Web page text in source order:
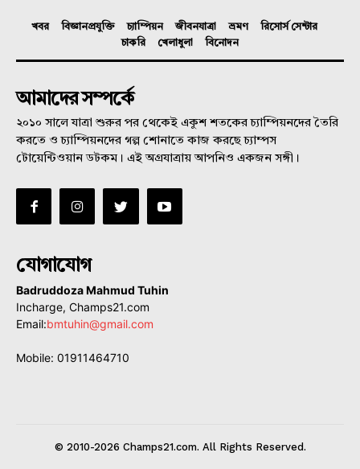
খবর বিজ্ঞানপ্রযুক্তি চ্যাম্পিয়ন জীবনযাত্রা ভ্রমণ
রিসোর্স সেন্টার
চাকরি
খেলাধুলা বিনোদন
আমাদের সম্পর্কে
২০১০ সালে যাত্রা শুরুর পর থেকেই একুশ শতকের চ্যাম্পিয়নদের তৈরি
করতে ও চ্যাম্পিয়নদের গল্প শোনাতে কাজ করছে চ্যাম্পস
টোয়েন্টিওয়ান ডটকম। এই অগ্রযাত্রায় আপনিও একজন সঙ্গী।
যোগাযোগ
Badruddoza Mahmud Tuhin
Incharge, Champs21.com
Email:bmtuhin@gmail.com
Mobile: 01911464710
© 2010-2026 Champs21.com. All Rights Reserved.